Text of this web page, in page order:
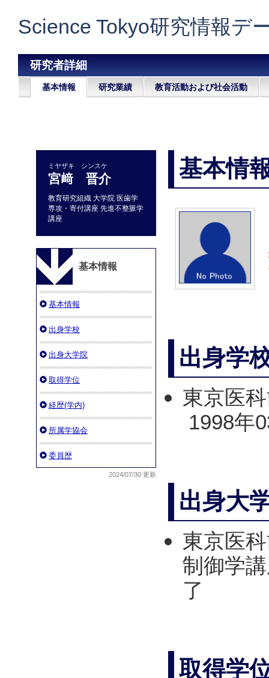
Science Tokyo研究情報デ
研究者詳細
基本情報 研究業績 教育活動および社会活動
ミヤザキ シンスケ
宮﨑 晋介
教育研究組織 大学院 医歯学
専攻・寄付講座 先進不整脈学
講座
基本情報
基本情報
出身学校
出身大学院
取得学位
経歴(学内)
所属学協会
委員歴
2024/07/30 更新
基本情
出身学
東京医
1998年
出身大
東京医
制御学
了
取得学